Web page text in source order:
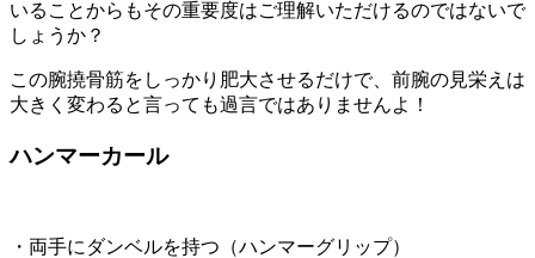
いることからもその重要度はご理解いただけるのではないで
しょうか？
この腕撓骨筋をしっかり肥大させるだけで、前腕の見栄えは
大きく変わると言っても過言ではありませんよ！
ハンマーカール
・両手にダンベルを持つ（ハンマーグリップ）